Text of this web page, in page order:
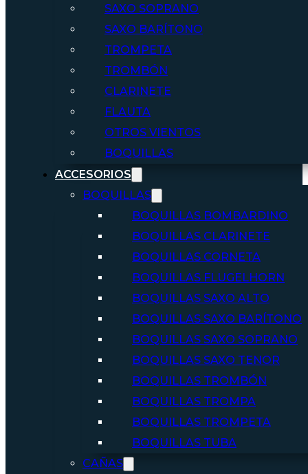
SAXO SOPRANO
SAXO BARÍTONO
TROMPETA
TROMBÓN
CLARINETE
FLAUTA
OTROS VIENTOS
BOQUILLAS
ACCESORIOS
BOQUILLAS
BOQUILLAS BOMBARDINO
BOQUILLAS CLARINETE
BOQUILLAS CORNETA
BOQUILLAS FLUGELHORN
BOQUILLAS SAXO ALTO
BOQUILLAS SAXO BARÍTONO
BOQUILLAS SAXO SOPRANO
BOQUILLAS SAXO TENOR
BOQUILLAS TROMBÓN
BOQUILLAS TROMPA
BOQUILLAS TROMPETA
BOQUILLAS TUBA
CAÑAS